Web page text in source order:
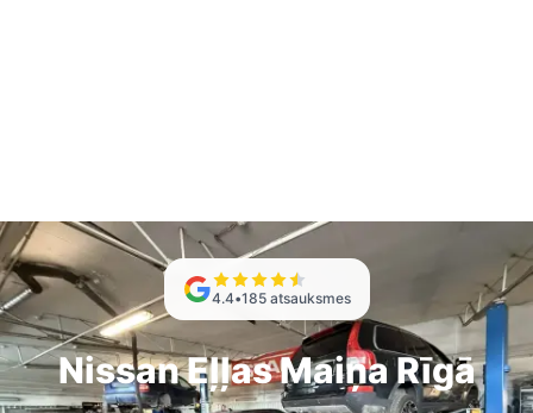
4.4•185 atsauksmes
Nissan Eļļas Maiņa Rīgā